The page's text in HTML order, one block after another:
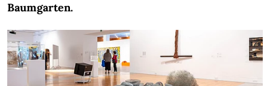
Baumgarten.